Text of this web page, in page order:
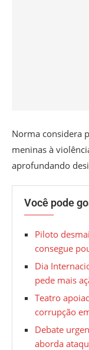
Norma considera
meninas à
aprofundando
Você pode
Piloto
consegue
Dia
pede mais
Teatro
corrupção
Debate
aborda